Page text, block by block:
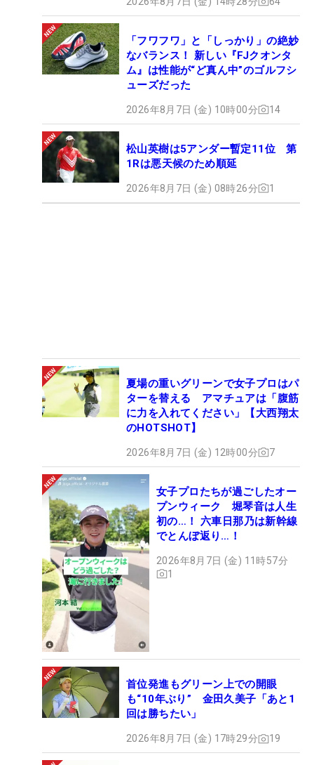
「フワフワ」と「しっかり」の絶妙
なバランス！ 新しい『FJクオンタ
ム』は性能が“ど真ん中”のゴルフシ
ューズだった
2026年8月7日 (金) 10時00分 14
松山英樹は5アンダー暫定11位 第
1Rは悪天候のため順延
2026年8月7日 (金) 08時26分 1
夏場の重いグリーンで女子プロはパ
ターを替える アマチュアは「腹筋
に力を入れてください」【大西翔太
のHOTSHOT】
2026年8月7日 (金) 12時00分 7
女子プロたちが過ごしたオー
プンウィーク 堀琴音は人生
初の…！ 六車日那乃は新幹線
でとんぼ返り…！
2026年8月7日 (金) 11時57分
1
首位発進もグリーン上での開眼
も“10年ぶり” 金田久美子「あと1
回は勝ちたい」
2026年8月7日 (金) 17時29分 19